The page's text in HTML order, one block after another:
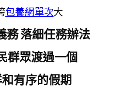
包養網單次大
務 落細任務辦法
群眾渡過一個
有序的假期